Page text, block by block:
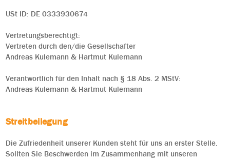
USt ID: DE 0333930674
Vertretungsberechtigt:
Vertreten durch den/die Gesellschafter
Andreas Kulemann & Hartmut Kulemann
Verantwortlich für den Inhalt nach § 18 Abs. 2 MStV:
Andreas Kulemann & Hartmut Kulemann
Streitbeilegung
Die Zufriedenheit unserer Kunden steht für uns an erster Stelle.
Sollten Sie Beschwerden im Zusammenhang mit unseren